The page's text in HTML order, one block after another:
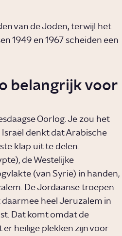
van de Joden, terwijl het
1949 en 1967 scheiden een
belangrijk voor
Oorlog. Je zou het
denkt dat Arabische
klap uit te delen.
de Westelijke
(van Syrië) in handen,
De Jordaanse troepen
heel Jeruzalem in
Dat komt omdat de
er heilige plekken zijn voor